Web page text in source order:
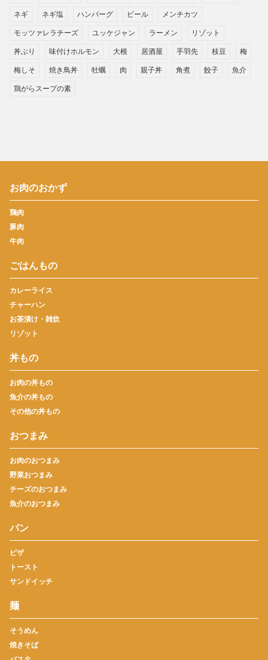
ネギ ネギ塩 ハンバーグ ビール メンチカツ
モッツァレラチーズ ユッケジャン ラーメン リゾット
丼ぶり 味付けホルモン 大根 居酒屋 手羽先 枝豆 梅
梅しそ 焼き鳥丼 牡蠣 肉 親子丼 角煮 餃子 魚介
鶏がらスープの素
お肉のおかず
鶏肉
豚肉
牛肉
ごはんもの
カレーライス
チャーハン
お茶漬け・雑炊
リゾット
丼もの
お肉の丼もの
魚介の丼もの
その他の丼もの
おつまみ
お肉のおつまみ
野菜おつまみ
チーズのおつまみ
魚介のおつまみ
パン
ピザ
トースト
サンドイッチ
麺
そうめん
焼きそば